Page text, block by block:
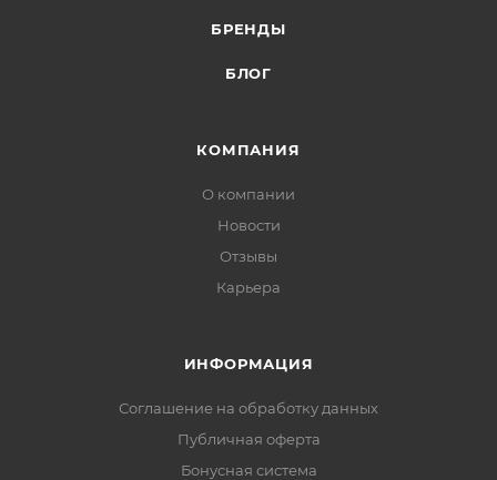
БРЕНДЫ
БЛОГ
КОМПАНИЯ
О компании
Новости
Отзывы
Карьера
ИНФОРМАЦИЯ
Соглашение на обработку данных
Публичная оферта
Бонусная система